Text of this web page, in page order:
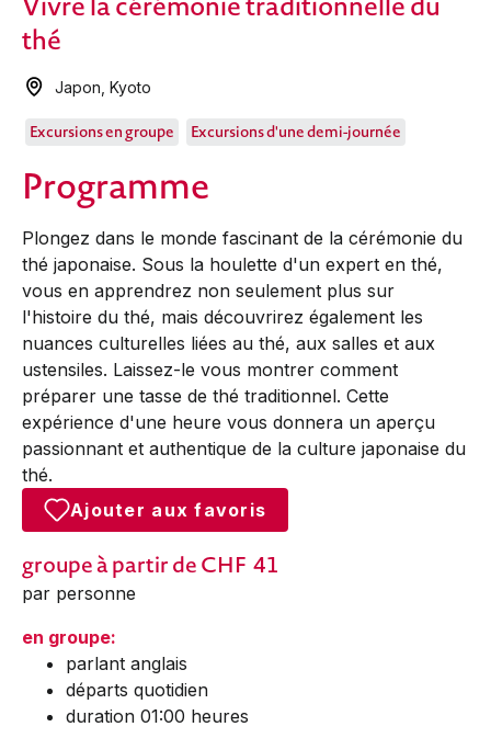
thé
Japon ,Kyoto
Excursions en groupe Excursions d'une demi-journée
Programme
Plongez dans le monde fascinant de la cérémonie du
thé japonaise. Sous la houlette d'un expert en thé,
vous en apprendrez non seulement plus sur
l'histoire du thé, mais découvrirez également les
nuances culturelles liées au thé, aux salles et aux
ustensiles. Laissez-le vous montrer comment
préparer une tasse de thé traditionnel. Cette
expérience d'une heure vous donnera un aperçu
passionnant et authentique de la culture japonaise du
thé.
Ajouter aux favoris
groupeà partir de CHF 41
par personne
en groupe:
parlant anglais
départs quotidien
duration 01:00 heures